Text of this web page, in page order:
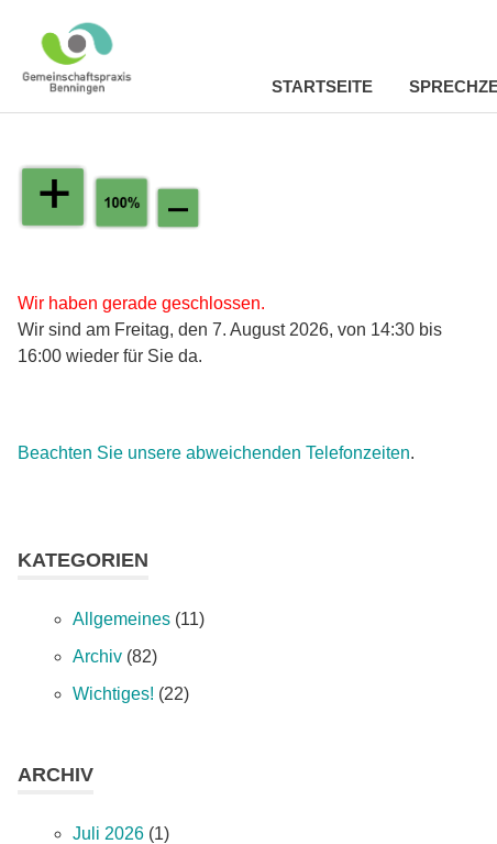
springen
STARTSEITE
Wir haben gerade geschlossen.
Wir sind am Freitag, den 7. August 2026, von 14:30 bis
16:00 wieder für Sie da.
Beachten Sie unsere abweichenden Telefonzeiten.
KATEGORIEN
Allgemeines (11)
Archiv (82)
Wichtiges! (22)
ARCHIV
Juli 2026 (1)